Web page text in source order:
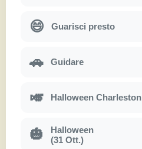
😄 Guarisci presto
🚗 Guidare
🎺 Halloween Charleston
🎃
Halloween
(31 Ott.)